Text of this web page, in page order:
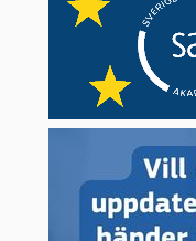
De Gröna/EFA
separatister
Miljöpartiet de
GUE/NGL |
Vänsterpartiet
ESN|